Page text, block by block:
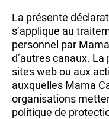
La présente
s’applique au
personnel par
d’autres canaux. La
sites web ou aux
auxquelles Mama
organisations
politique de